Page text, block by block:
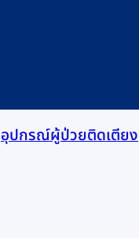
อุปกรณ์ผู้ป่วยติดเตียง